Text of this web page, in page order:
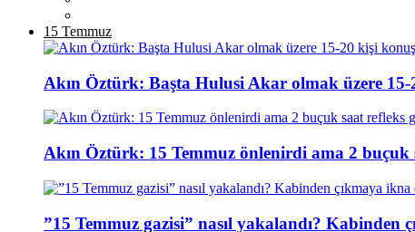
15 Temmuz
Akın Öztürk: Başta Hulusi Akar olmak üzere 15-
Akın Öztürk: 15 Temmuz önlenirdi ama 2 buçuk
”15 Temmuz gazisi” nasıl yakalandı?